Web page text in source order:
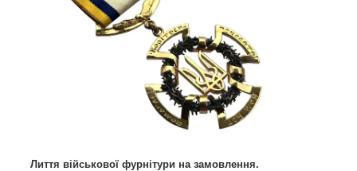
Лиття військової фурнітури на замовлення.